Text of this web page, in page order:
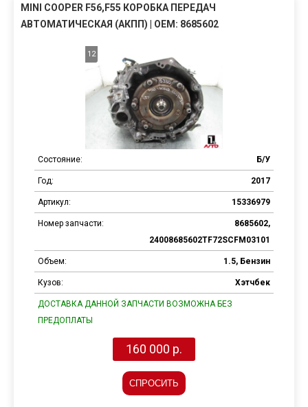
MINI COOPER F56,F55 КОРОБКА ПЕРЕДАЧ
АВТОМАТИЧЕСКАЯ (АКПП) | OEM: 8685602
12
Состояние: Б/У
Год: 2017
Артикул: 15336979
Номер запчасти:
8685602,
24008685602TF72SCFM03101
Объем: 1.5, Бензин
Кузов: Хэтчбек
ДОСТАВКА ДАННОЙ ЗАПЧАСТИ ВОЗМОЖНА БЕЗ
ПРЕДОПЛАТЫ
160 000 р.
СПРОСИТЬ